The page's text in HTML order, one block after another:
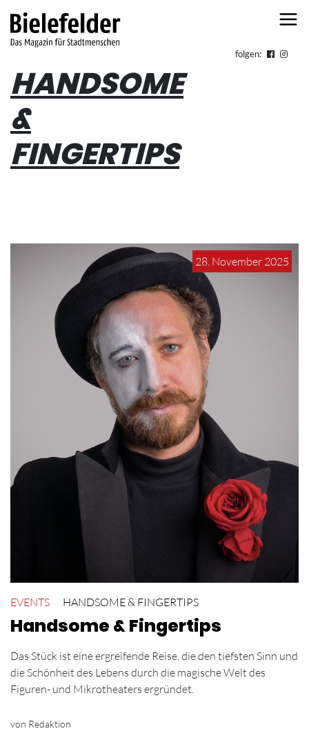
folgen:
HANDSOME
&
FINGERTIPS
28. November 2025
EVENTS HANDSOME & FINGERTIPS
Handsome & Fingertips
Das Stück ist eine ergreifende Reise, die den tiefsten Sinn und
die Schönheit des Lebens durch die magische Welt des
Figuren- und Mikrotheaters ergründet.
von Redaktion